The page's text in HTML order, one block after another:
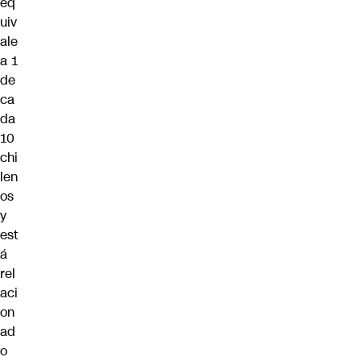
uiv
ale
a 1
de
ca
da
10
chi
len
os
y
est
á
rel
aci
on
ad
o